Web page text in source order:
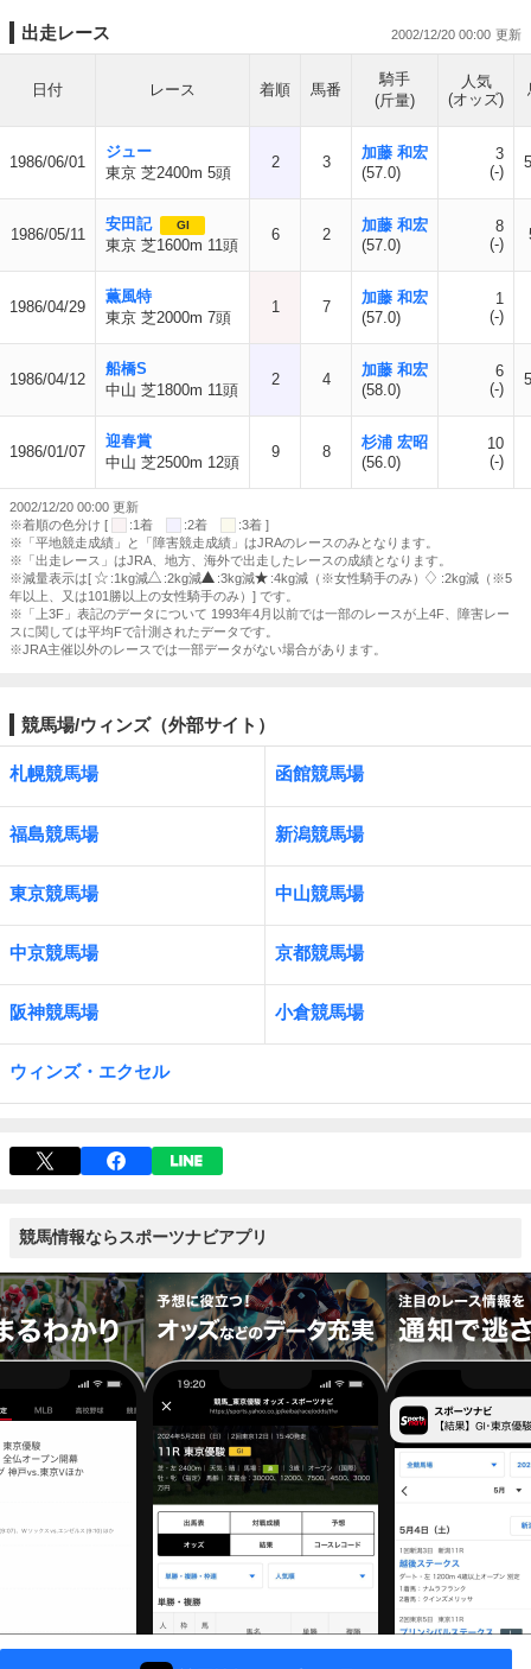
出走レース 2002/12/20 00:00
日付 レース 着順 馬番
騎手
(斤量)
人気
(オッズ)
1986/06/01
ジュー
東京 芝2400m 5頭
2 3
加藤 和宏
(57.0)
3
(-)
1986/05/11
安田記 GI
東京 芝1600m 11頭
6 2
加藤 和宏
(57.0)
8
(-)
1986/04/29
薫風特
東京 芝2000m 7頭
1 7
加藤 和宏
(57.0)
1
(-)
1986/04/12
船橋S
中山 芝1800m 11頭
2 4
加藤 和宏
(58.0)
6
(-)
1986/01/07
迎春賞
中山 芝2500m 12頭
9 8
杉浦 宏昭
(56.0)
10
(-)
2002/12/20 00:00 更新
※着順の色分け [
:1着 :2着
:3着 ]
※「平地競走成績」と「障害競走成績」はJRAのレースのみとなります。
※「出走レース」はJRA、地方、海外で出走したレースの成績となります。
※減量表示は[
:1kg減 :2kg減 :3kg減 :4kg減（※女性騎手のみ）
:2kg減（※5
年以上、又は101勝以上の女性騎手のみ）] です。
※「上3F」表記のデータについて 1993年4月以前では一部のレースが上4F、障害レー
スに関しては平均Fで計測されたデータです。
※JRA主催以外のレースでは一部データがない場合があります。
競馬場/ウィンズ（外部サイト）
札幌競馬場 函館競馬場
福島競馬場 新潟競馬場
東京競馬場 中山競馬場
中京競馬場 京都競馬場
阪神競馬場 小倉競馬場
ウィンズ・エクセル
競馬情報ならスポーツナビアプリ